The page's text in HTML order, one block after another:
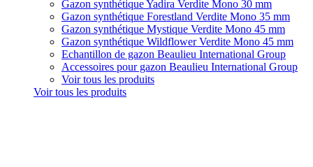
Gazon synthétique Yadira Verdite Mono 30 mm
Gazon synthétique Forestland Verdite Mono 35 mm
Gazon synthétique Mystique Verdite Mono 45 mm
Gazon synthétique Wildflower Verdite Mono 45 mm
Echantillon de gazon Beaulieu International Group
Accessoires pour gazon Beaulieu International Group
Voir tous les produits
Voir tous les produits